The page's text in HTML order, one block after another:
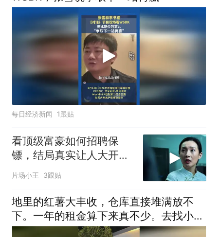
每日经济新闻 1跟贴
看顶级富豪如何招聘保
镖，结局真实让人大开眼
界
片场小王 3跟贴
地里的红薯大丰收，仓库直接堆满放不
下。一年的租金算下来真不少。去找小伙
伴商量商量。好在咱们种的农产品多，以